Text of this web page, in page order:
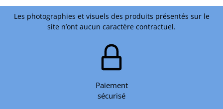
Les photographies et visuels des produits présentés sur le
site n’ont aucun caractère contractuel.
Paiement
sécurisé